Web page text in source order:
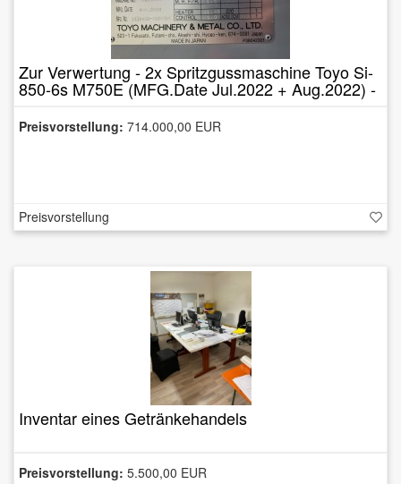
Zur Verwertung - 2x Spritzgussmaschine Toyo Si-
850-6s M750E (MFG.Date Jul.2022 + Aug.2022) -
Preisvorstellung: 714.000,00 EUR
Preisvorstellung
Inventar eines Getränkehandels
Preisvorstellung: 5.500,00 EUR